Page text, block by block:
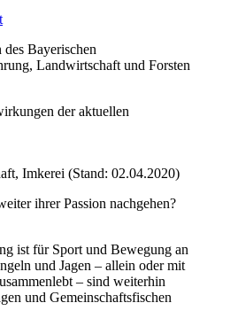
Bayerischen
Landwirtschaft und Forsten
der aktuellen
Imkerei (Stand: 02.04.2020)
ihrer Passion nachgehen?
ist für Sport und Bewegung an
und Jagen – allein oder mit
– sind weiterhin
und Gemeinschaftsfischen